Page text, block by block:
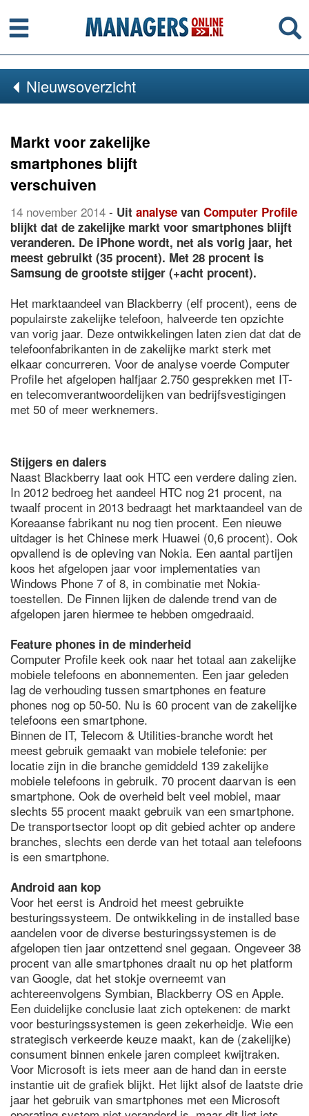
Menu
Nieuwsoverzicht
Markt voor zakelijke
smartphones blijft
verschuiven
14 november 2014 - Uit analyse van Computer Profile
blijkt dat de zakelijke markt voor smartphones blijft
veranderen. De iPhone wordt, net als vorig jaar, het
meest gebruikt (35 procent). Met 28 procent is
Samsung de grootste stijger (+acht procent).
Het marktaandeel van Blackberry (elf procent), eens de
populairste zakelijke telefoon, halveerde ten opzichte
van vorig jaar. Deze ontwikkelingen laten zien dat dat de
telefoonfabrikanten in de zakelijke markt sterk met
elkaar concurreren. Voor de analyse voerde Computer
Profile het afgelopen halfjaar 2.750 gesprekken met IT-
en telecomverantwoordelijken van bedrijfsvestigingen
met 50 of meer werknemers.
Stijgers en dalers
Naast Blackberry laat ook HTC een verdere daling zien.
In 2012 bedroeg het aandeel HTC nog 21 procent, na
twaalf procent in 2013 bedraagt het marktaandeel van de
Koreaanse fabrikant nu nog tien procent. Een nieuwe
uitdager is het Chinese merk Huawei (0,6 procent). Ook
opvallend is de opleving van Nokia. Een aantal partijen
koos het afgelopen jaar voor implementaties van
Windows Phone 7 of 8, in combinatie met Nokia-
toestellen. De Finnen lijken de dalende trend van de
afgelopen jaren hiermee te hebben omgedraaid.
Feature phones in de minderheid
Computer Profile keek ook naar het totaal aan zakelijke
mobiele telefoons en abonnementen. Een jaar geleden
lag de verhouding tussen smartphones en feature
phones nog op 50-50. Nu is 60 procent van de zakelijke
telefoons een smartphone.
Binnen de IT, Telecom & Utilities-branche wordt het
meest gebruik gemaakt van mobiele telefonie: per
locatie zijn in die branche gemiddeld 139 zakelijke
mobiele telefoons in gebruik. 70 procent daarvan is een
smartphone. Ook de overheid belt veel mobiel, maar
slechts 55 procent maakt gebruik van een smartphone.
De transportsector loopt op dit gebied achter op andere
branches, slechts een derde van het totaal aan telefoons
is een smartphone.
Android aan kop
Voor het eerst is Android het meest gebruikte
besturingssysteem. De ontwikkeling in de installed base
aandelen voor de diverse besturingssystemen is de
afgelopen tien jaar ontzettend snel gegaan. Ongeveer 38
procent van alle smartphones draait nu op het platform
van Google, dat het stokje overneemt van
achtereenvolgens Symbian, Blackberry OS en Apple.
Een duidelijke conclusie laat zich optekenen: de markt
voor besturingssystemen is geen zekerheidje. Wie een
strategisch verkeerde keuze maakt, kan de (zakelijke)
consument binnen enkele jaren compleet kwijtraken.
Voor Microsoft is iets meer aan de hand dan in eerste
instantie uit de grafiek blijkt. Het lijkt alsof de laatste drie
jaar het gebruik van smartphones met een Microsoft